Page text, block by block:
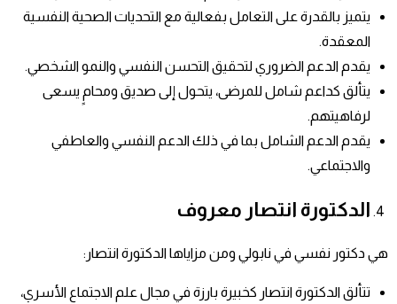
يتميز بالقدرة على التعامل بفعالية مع التحديات الصحية النفسية
المعقدة.
يقدم الدعم الضروري لتحقيق التحسن النفسي والنمو الشخصي.
يتألق كداعم شامل للمرضى، يتحول إلى صديق ومحامٍ يسعى
لرفاهيتهم.
يقدم الدعم الشامل بما في ذلك الدعم النفسي والعاطفي
والاجتماعي.
الدكتورة انتصار معروف
هي دكتور نفسي في نابولي ومن مزاياها الدكتورة انتصار:
تتألق الدكتورة انتصار كخبيرة بارزة في مجال علم الاجتماع الأسري،